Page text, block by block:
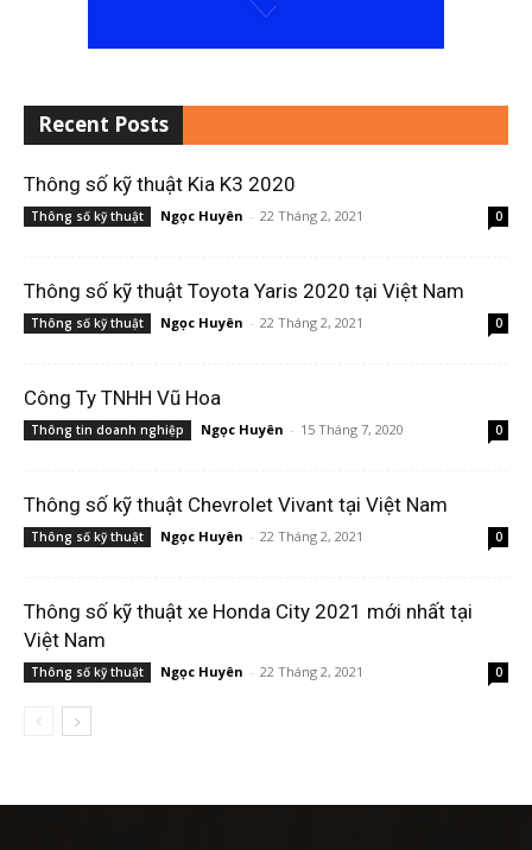
Recent Posts
Thông số kỹ thuật Kia K3 2020
Thông số kỹ thuật Ngọc Huyên - 22 Tháng 2, 2021 0
Thông số kỹ thuật Toyota Yaris 2020 tại Việt Nam
Thông số kỹ thuật Ngọc Huyên - 22 Tháng 2, 2021 0
Công Ty TNHH Vũ Hoa
Thông tin doanh nghiệp Ngọc Huyên - 15 Tháng 7, 2020 0
Thông số kỹ thuật Chevrolet Vivant tại Việt Nam
Thông số kỹ thuật Ngọc Huyên - 22 Tháng 2, 2021 0
Thông số kỹ thuật xe Honda City 2021 mới nhất tại
Việt Nam
Thông số kỹ thuật Ngọc Huyên - 22 Tháng 2, 2021 0